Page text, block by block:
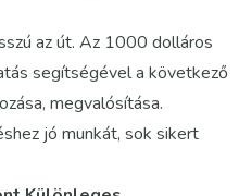
az út. Az 1000 dolláros
segítségével a következő
megvalósítása.
jó munkát, sok sikert